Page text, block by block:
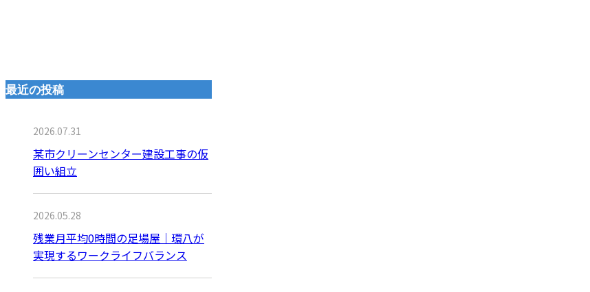
最近の投稿
2026.07.31
某市クリーンセンター建設工事の仮
囲い組立
2026.05.28
残業月平均0時間の足場屋｜環八が
実現するワークライフバランス